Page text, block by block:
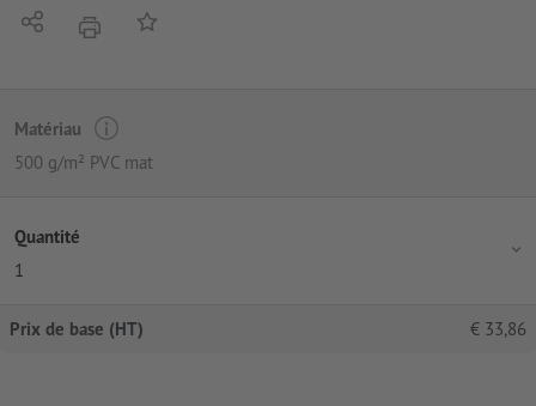
PartagerimprimerAjouter à liste d'article
Matériau
500 g/m² PVC mat
Quantité
1
Prix de base (HT) € 33,86